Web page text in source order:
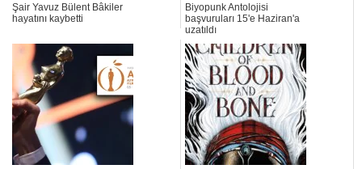
Şair Yavuz Bülent Bâkiler
hayatını kaybetti
Biyopunk Antolojisi
başvuruları 15'e Haziran'a
uzatıldı